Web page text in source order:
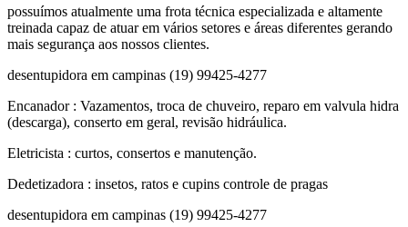
possuímos atualmente uma frota técnica especializada e altamente
treinada capaz de atuar em vários setores e áreas diferentes gerando
mais segurança aos nossos clientes.
desentupidora em campinas (19) 99425-4277
Encanador : Vazamentos, troca de chuveiro, reparo em valvula hidra
(descarga), conserto em geral, revisão hidráulica.
Eletricista : curtos, consertos e manutenção.
Dedetizadora : insetos, ratos e cupins controle de pragas
desentupidora em campinas (19) 99425-4277